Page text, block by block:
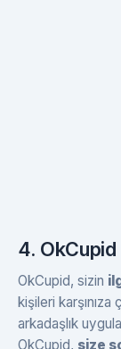
4. OkCupid
OkCupid, sizin
kişileri karşınıza
arkadaşlık
OkCupid, size